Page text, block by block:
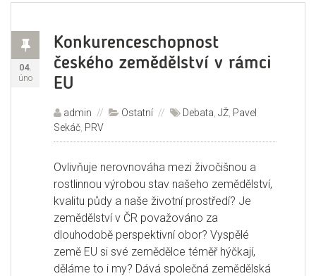
Konkurenceschopnost
českého zemědělství v rámci
EU
Příspěvek
Publikováno:
04.
úno
Autor:
admin Rubriky:
Ostatní Štítky:
Debata JŽ Pavel
Sekáč PRV
Ovlivňuje nerovnováha mezi živočišnou a
rostlinnou výrobou stav našeho zemědělství,
kvalitu půdy a naše životní prostředí? Je
zemědělství v ČR považováno za
dlouhodobě perspektivní obor? Vyspělé
země EU si své zemědělce téměř hýčkají,
děláme to i my? Dává společná zemědělská